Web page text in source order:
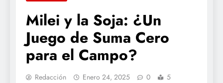
Milei y la Soja: ¿Un
Juego de Suma Cero
para el Campo?
Redacción Enero 24, 2025 0
5